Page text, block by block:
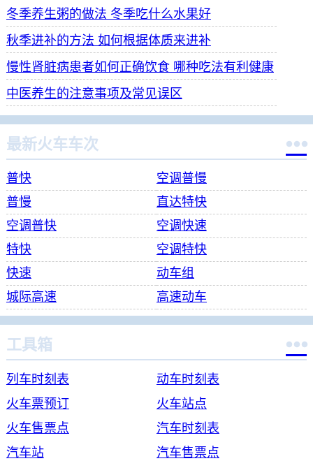
冬季养生粥的做法 冬季吃什么水果好
秋季进补的方法 如何根据体质来进补
慢性肾脏病患者如何正确饮食 哪种吃法有利健康
中医养生的注意事项及常见误区
最新火车车次 
普快
空调普慢
普慢
直达特快
空调普快
空调快速
特快
空调特快
快速
动车组
城际高速
高速动车
工具箱 
列车时刻表
动车时刻表
火车票预订
火车站点
火车售票点
汽车时刻表
汽车站
汽车售票点